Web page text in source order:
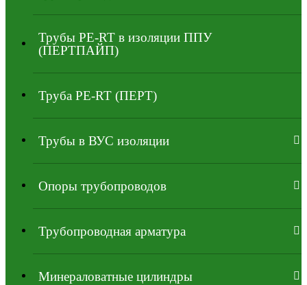
Трубы PE-RT в изоляции ППУ
(ПЕРТПАЙП)
⁠Трубa PE-RT (ПЕРТ)
Трубы в ВУС изоляции
Опоры трубопроводов
Трубопроводная арматура
Минераловатные цилиндры